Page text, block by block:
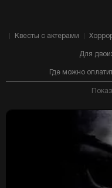
Квесты с актерами
Для
Где можно